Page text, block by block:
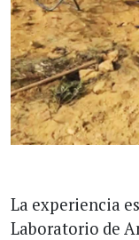
La experiencia
Laboratorio de